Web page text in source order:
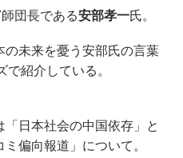
団長である安部孝一氏。
の未来を憂う安部氏の言葉
紹介している。
「日本社会の中国依存」と
偏向報道」について。